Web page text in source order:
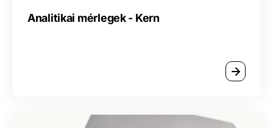
Analitikai mérlegek - Kern